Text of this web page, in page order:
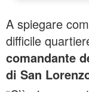
A spiegare
difficile
comandante
di San